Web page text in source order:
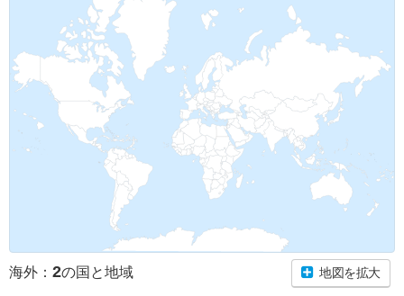
海外： 2の国と地域 地図を拡大